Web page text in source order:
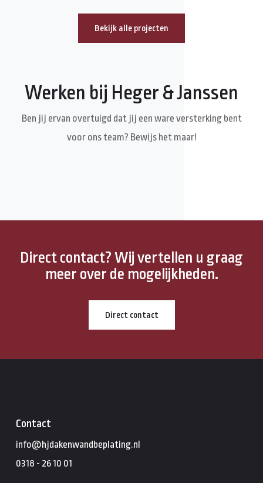
Bekijk alle projecten
Werken bij Heger & Janssen
Ben jij ervan overtuigd dat jij een ware versterking bent
voor ons team? Bewijs het maar!
Direct contact? Wij vertellen u graag
meer over de mogelijkheden.
Direct contact
Contact
info@hjdakenwandbeplating.nl
0318 - 26 10 01